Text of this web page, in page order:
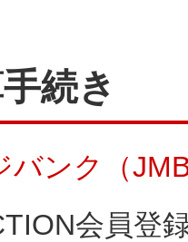
続き
バンク（
会員登